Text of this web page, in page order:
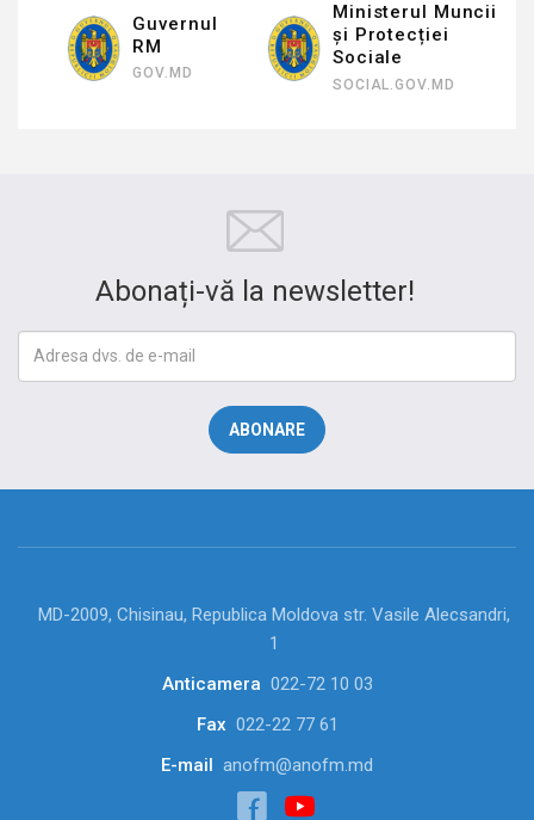
Guvernul
RM
GOV.MD
Ministerul Muncii
și Protecției
Sociale
SOCIAL.GOV.MD
Abonați-vă la newsletter!
MD-2009, Chisinau, Republica Moldova str. Vasile Alecsandri,
1
Anticamera 022-72 10 03
Fax 022-22 77 61
E-mail anofm@anofm.md